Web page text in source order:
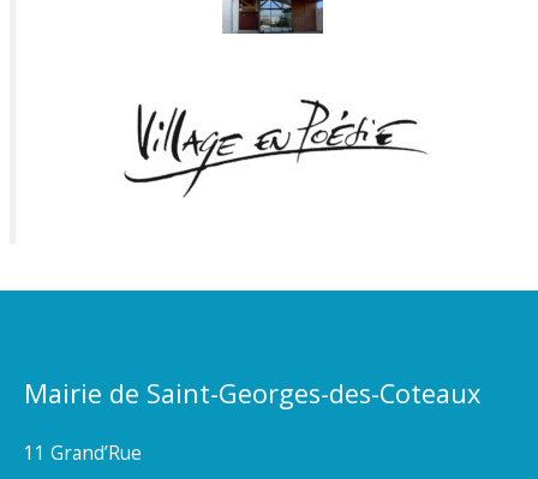
Mairie de Saint-Georges-des-Coteaux
11 Grand’Rue